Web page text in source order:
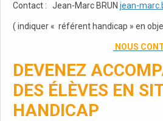
Contact : Jean-Marc BRUN jean-
( indiquer « référent handicap » en
NOUS
DEVENEZ
DES ÉLÈVES EN
HANDICAP